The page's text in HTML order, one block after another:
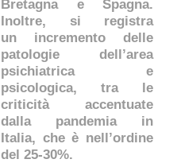
Bretagna e Spagna.
Inoltre, si registra
un incremento delle
patologie dell’area
psichiatrica e
psicologica, tra le
criticità accentuate
dalla pandemia in
Italia, che è nell’ordine
del 25-30%.